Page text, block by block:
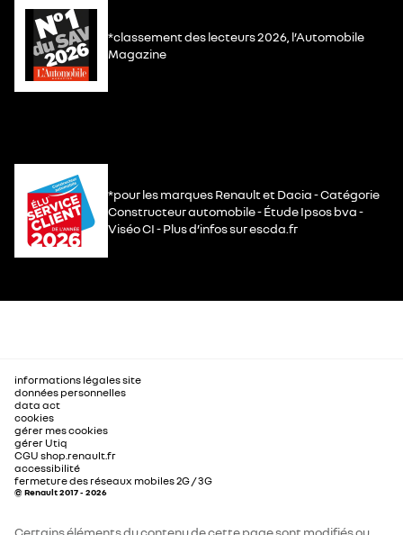
*classement des lecteurs 2026, l’Automobile
Magazine
*pour les marques Renault et Dacia - Catégorie
Constructeur automobile - Étude Ipsos bva -
Viséo CI - Plus d’infos sur escda.fr
informations légales site
données personnelles
data act
cookies
gérer mes cookies
gérer Utiq
CGU shop.renault.fr
accessibilité
fermeture des réseaux mobiles 2G / 3G
© Renault 2017 - 2026